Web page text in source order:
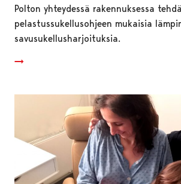
Polton yhteydessä rakennuksessa
pelastussukellusohjeen mukaisia
savusukellusharjoituksia.